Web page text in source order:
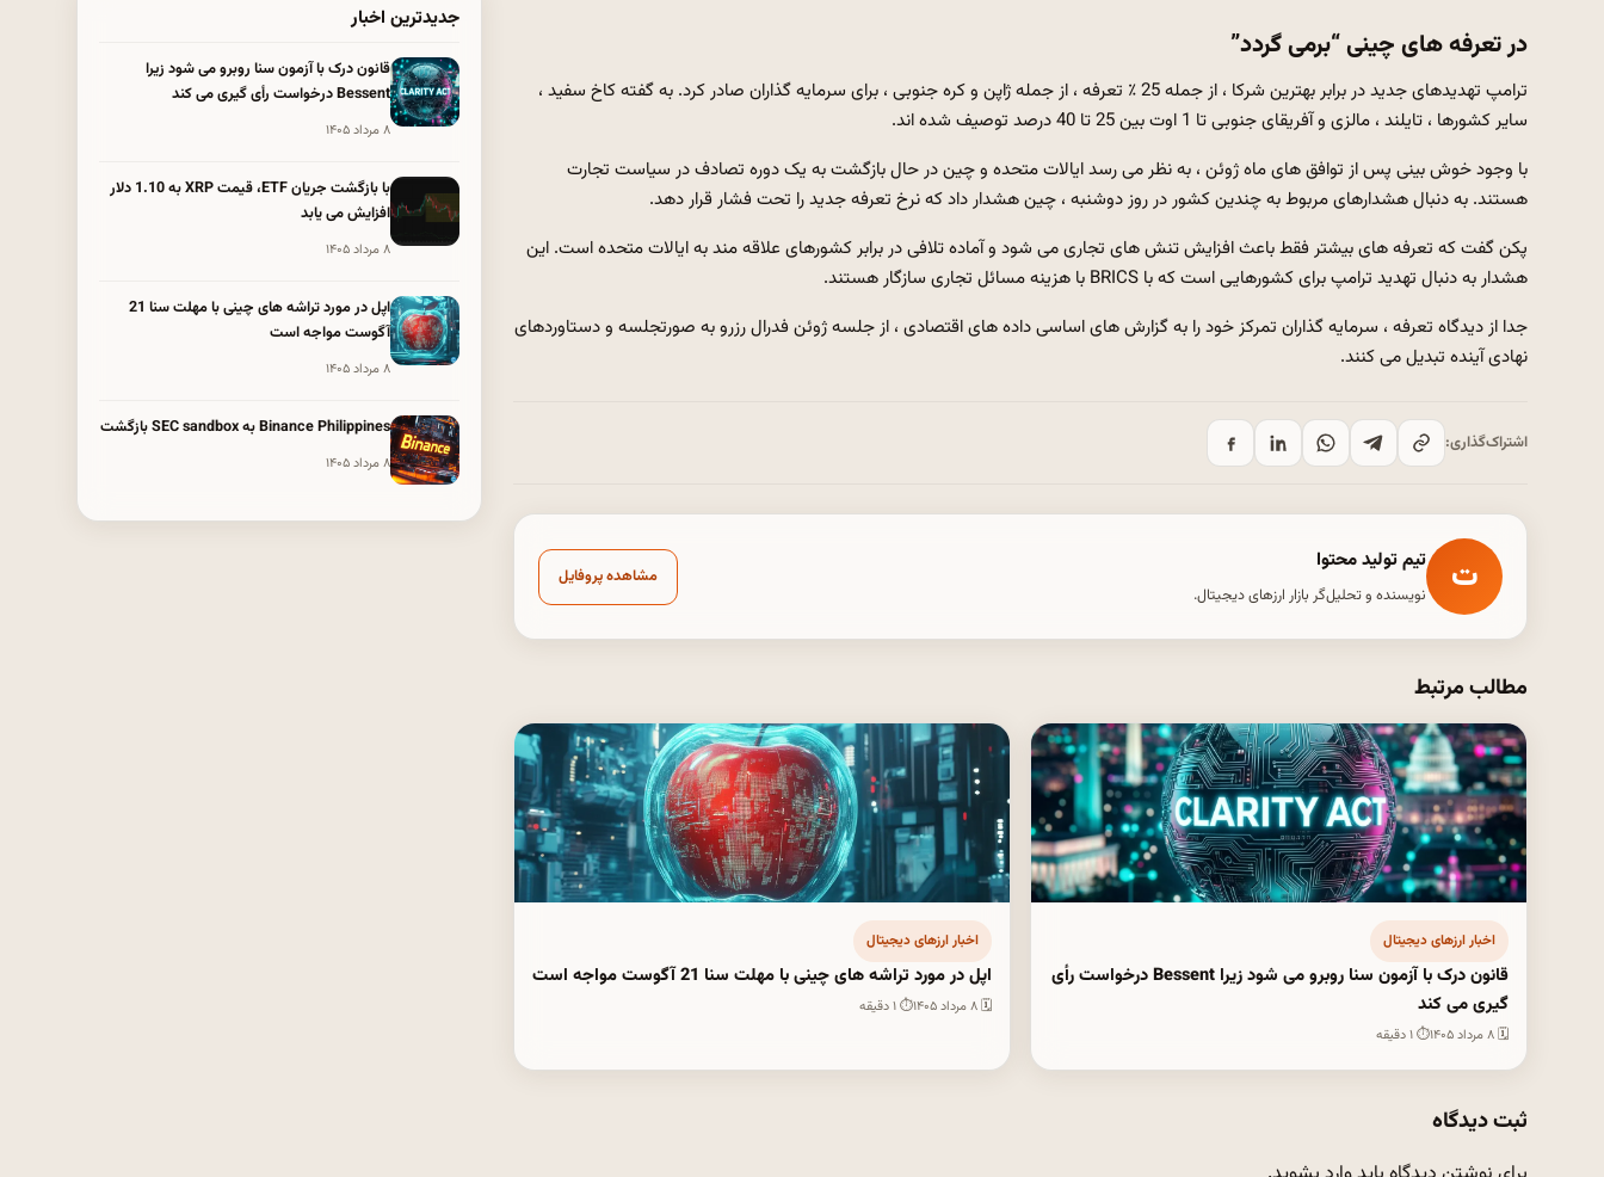
در تعرفه های چینی “برمی گردد”
ترامپ تهدیدهای جدید در برابر بهترین شرکا ، از جمله 25 ٪ تعرفه ، از جمله ژاپن و کره جنوبی ، برای سرمایه گذاران صادر کرد. به گفته کاخ سفید ،
سایر کشورها ، تایلند ، مالزی و آفریقای جنوبی تا 1 اوت بین 25 تا 40 درصد توصیف شده اند.
با وجود خوش بینی پس از توافق های ماه ژوئن ، به نظر می رسد ایالات متحده و چین در حال بازگشت به یک دوره تصادف در سیاست تجارت
هستند. به دنبال هشدارهای مربوط به چندین کشور در روز دوشنبه ، چین هشدار داد که نرخ تعرفه جدید را تحت فشار قرار دهد.
پکن گفت که تعرفه های بیشتر فقط باعث افزایش تنش های تجاری می شود و آماده تلافی در برابر کشورهای علاقه مند به ایالات متحده است. این
هشدار به دنبال تهدید ترامپ برای کشورهایی است که با BRICS با هزینه مسائل تجاری سازگار هستند.
جدا از دیدگاه تعرفه ، سرمایه گذاران تمرکز خود را به گزارش های اساسی داده های اقتصادی ، از جلسه ژوئن فدرال رزرو به صورتجلسه و دستاوردهای
نهادی آینده تبدیل می کنند.
اشتراک‌گذاری:
ت تیم تولید محتوا
نویسنده و تحلیل‌گر بازار ارزهای دیجیتال.
مشاهده پروفایل
مطالب مرتبط
اخبار ارزهای دیجیتال
قانون درک با آزمون سنا روبرو می شود زیرا Bessent درخواست رأی
گیری می کند
🗓 ۸ مرداد ۱۴۰۵ ⏱ ۱ دقیقه
اخبار ارزهای دیجیتال
اپل در مورد تراشه های چینی با مهلت سنا 21 آگوست مواجه است
🗓 ۸ مرداد ۱۴۰۵ ⏱ ۱ دقیقه
ثبت دیدگاه
جدیدترین اخبار
قانون درک با آزمون سنا روبرو می شود زیرا
Bessent درخواست رأی گیری می کند
۸ مرداد ۱۴۰۵
با بازگشت جریان ETF، قیمت XRP به 1.10 دلار
افزایش می یابد
۸ مرداد ۱۴۰۵
اپل در مورد تراشه های چینی با مهلت سنا 21
آگوست مواجه است
۸ مرداد ۱۴۰۵
Binance Philippines به SEC sandbox بازگشت
۸ مرداد ۱۴۰۵